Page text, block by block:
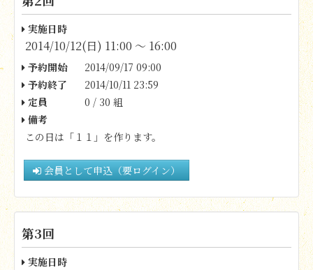
実施日時
2014/10/12(日) 11:00 〜 16:00
予約開始
2014/09/17 09:00
予約終了
2014/10/11 23:59
定員
0 / 30 組
備考
この日は「１１」を作ります。
会員として申込（要ログイン）
第3回
実施日時